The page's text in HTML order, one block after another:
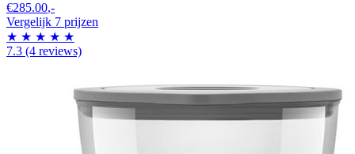
€285.00,-
Vergelijk 7 prijzen
★ ★ ★ ★ ★
7.3 (4 reviews)